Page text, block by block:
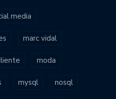
media
marc vidal
moda
mysql nosql